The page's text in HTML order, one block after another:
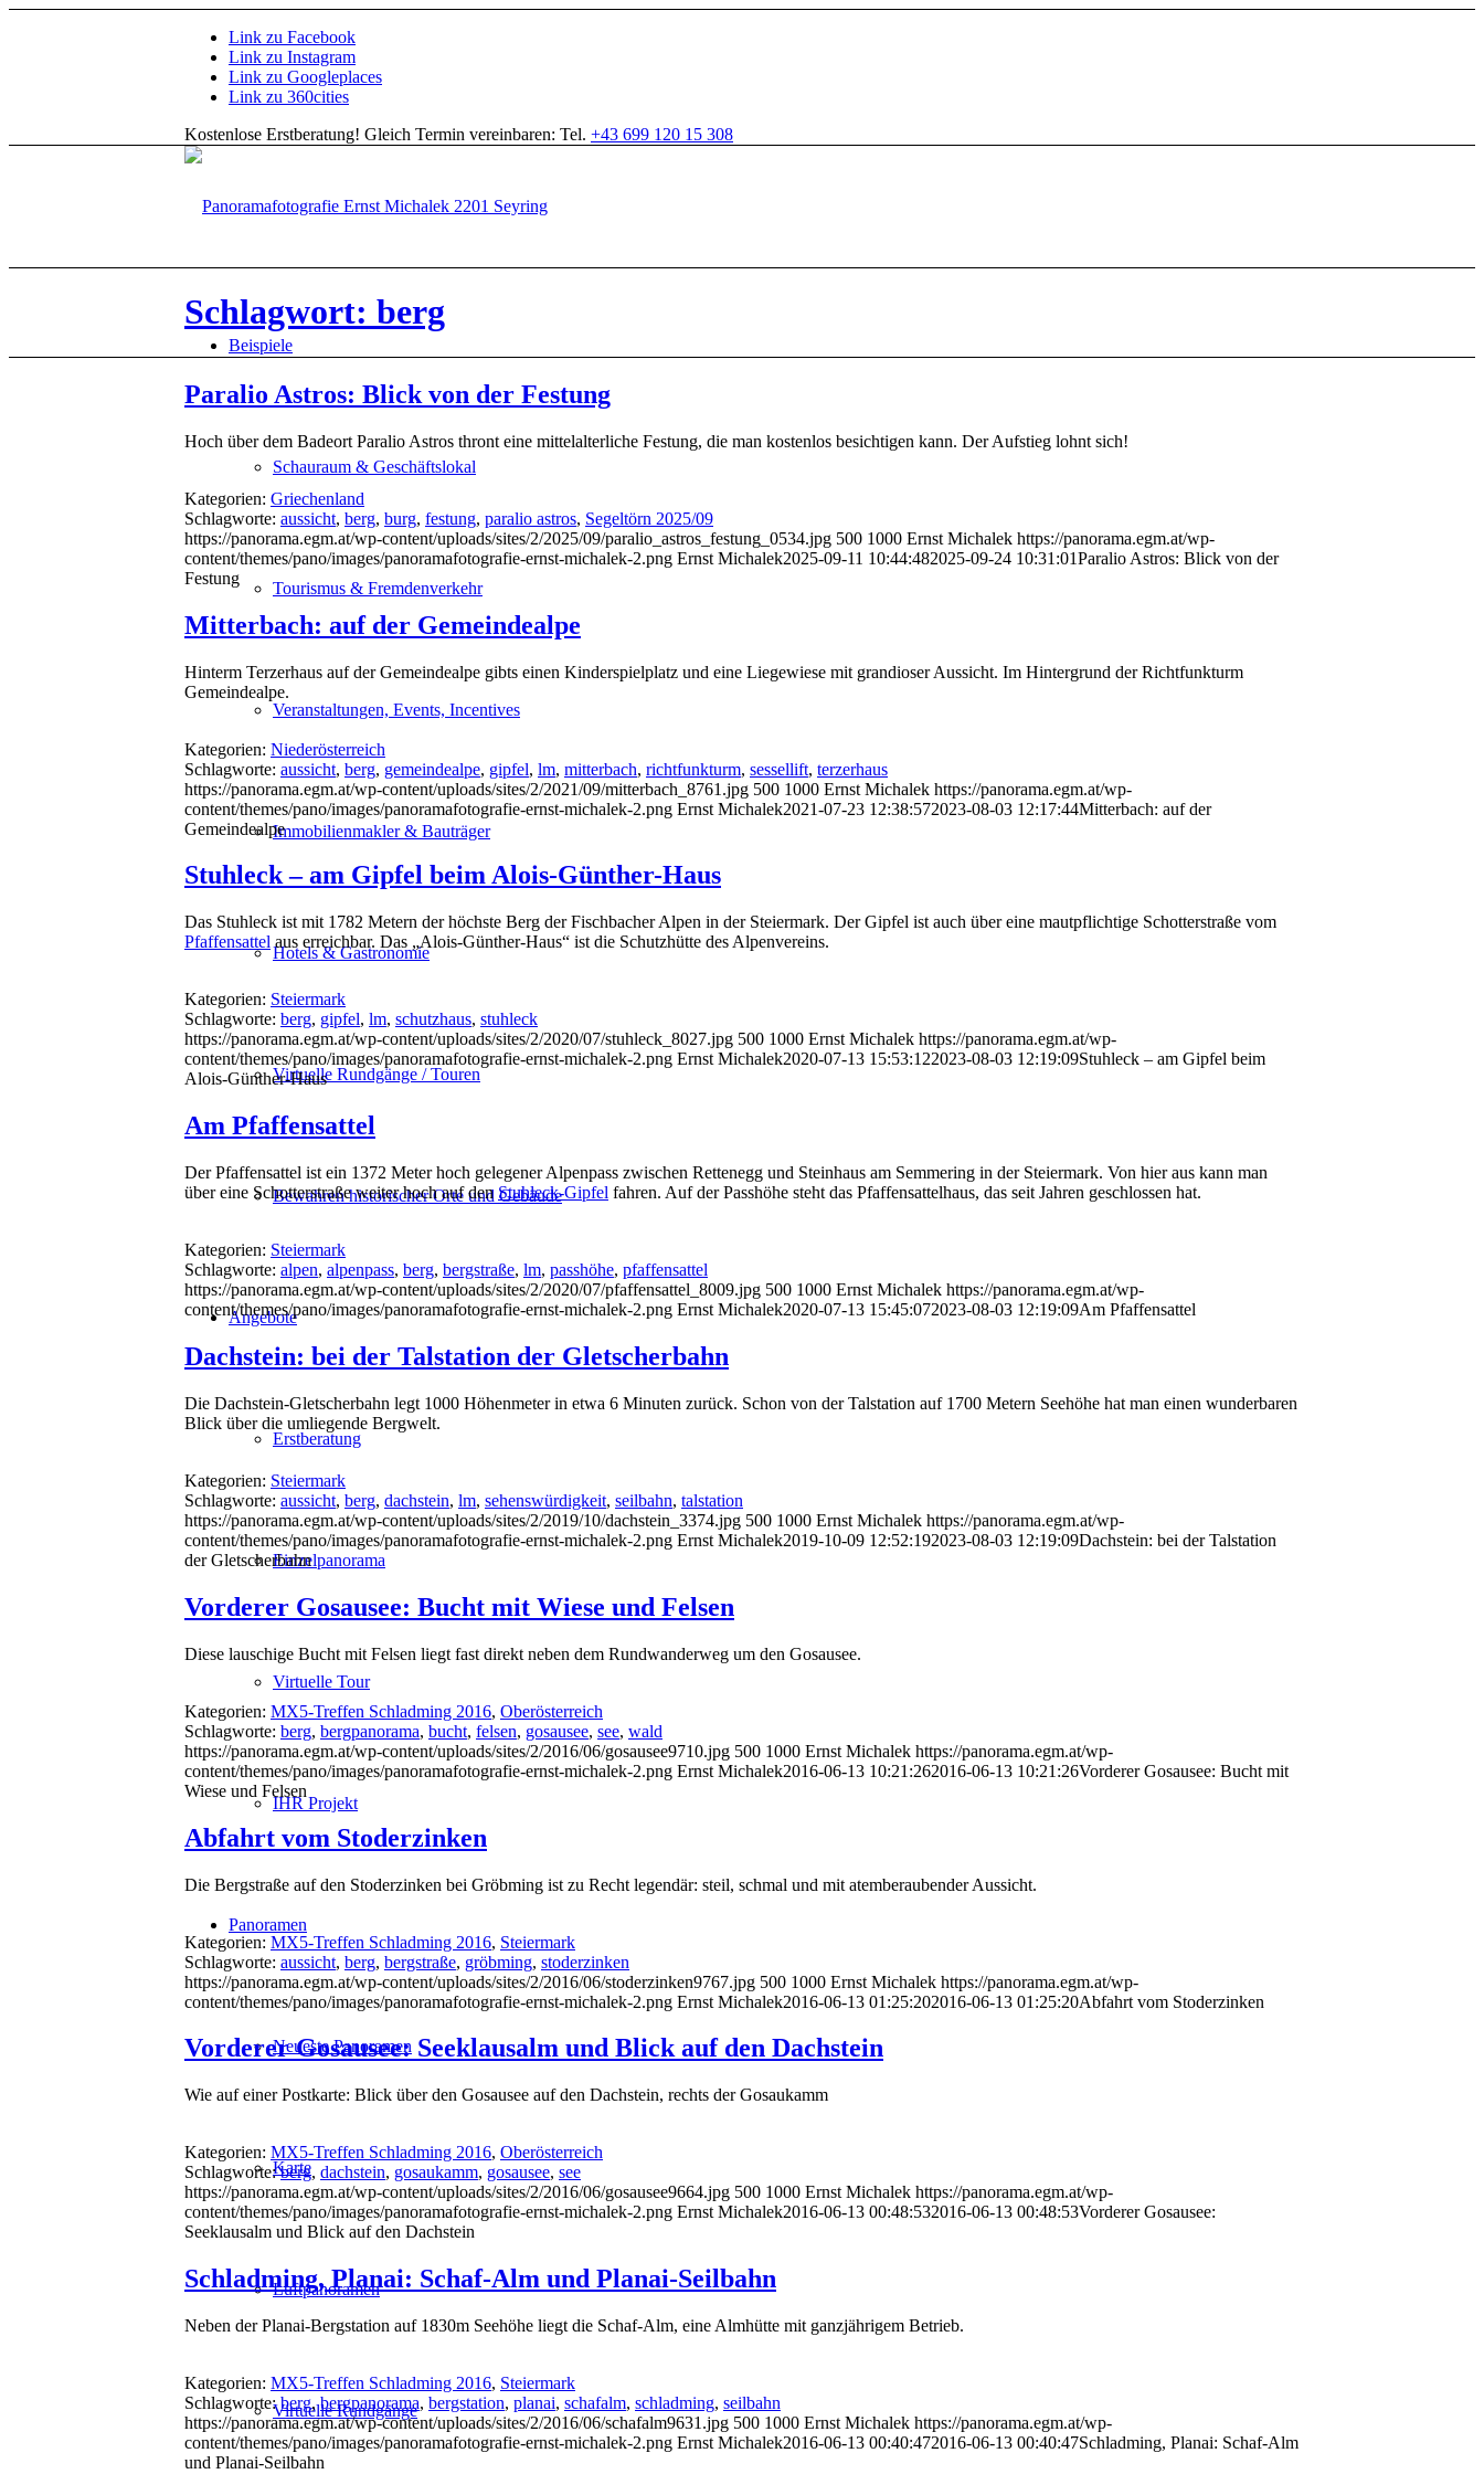
Link zu Facebook
Link zu Instagram
Link zu Googleplaces
Link zu 360cities
Kostenlose Erstberatung! Gleich Termin vereinbaren: Tel. +43 699 120 15 308
Beispiele
Schauraum & Geschäftslokal
Tourismus & Fremdenverkehr
Veranstaltungen, Events, Incentives
Immobilienmakler & Bauträger
Hotels & Gastronomie
Virtuelle Rundgänge / Touren
Bewahren historischer Orte und Gebäude
Angebote
Erstberatung
Einzelpanorama
Virtuelle Tour
IHR Projekt
Panoramen
Neueste Panoramen
Karte
Luftpanoramen
Virtuelle Rundgänge
Schlagwort: berg
Paralio Astros: Blick von der Festung
Hoch über dem Badeort Paralio Astros thront eine mittelalterliche Festung, die man kostenlos besichtigen kann. Der Aufstieg lohnt sich!
Kategorien: Griechenland
Schlagworte: aussicht, berg, burg, festung, paralio astros, Segeltörn 2025/09
https://panorama.egm.at/wp-content/uploads/sites/2/2025/09/paralio_astros_festung_0534.jpg 500 1000 Ernst Michalek https://panorama.egm.at/wp-
content/themes/pano/images/panoramafotografie-ernst-michalek-2.png Ernst Michalek2025-09-11 10:44:482025-09-24 10:31:01Paralio Astros: Blick von der
Festung
Mitterbach: auf der Gemeindealpe
Hinterm Terzerhaus auf der Gemeindealpe gibts einen Kinderspielplatz und eine Liegewiese mit grandioser Aussicht. Im Hintergrund der Richtfunkturm
Gemeindealpe.
Kategorien: Niederösterreich
Schlagworte: aussicht, berg, gemeindealpe, gipfel, lm, mitterbach, richtfunkturm, sessellift, terzerhaus
https://panorama.egm.at/wp-content/uploads/sites/2/2021/09/mitterbach_8761.jpg 500 1000 Ernst Michalek https://panorama.egm.at/wp-
content/themes/pano/images/panoramafotografie-ernst-michalek-2.png Ernst Michalek2021-07-23 12:38:572023-08-03 12:17:44Mitterbach: auf der
Gemeindealpe
Stuhleck – am Gipfel beim Alois-Günther-Haus
Das Stuhleck ist mit 1782 Metern der höchste Berg der Fischbacher Alpen in der Steiermark. Der Gipfel ist auch über eine mautpflichtige Schotterstraße vom
Pfaffensattel aus erreichbar. Das „Alois-Günther-Haus“ ist die Schutzhütte des Alpenvereins.
Kategorien: Steiermark
Schlagworte: berg, gipfel, lm, schutzhaus, stuhleck
https://panorama.egm.at/wp-content/uploads/sites/2/2020/07/stuhleck_8027.jpg 500 1000 Ernst Michalek https://panorama.egm.at/wp-
content/themes/pano/images/panoramafotografie-ernst-michalek-2.png Ernst Michalek2020-07-13 15:53:122023-08-03 12:19:09Stuhleck – am Gipfel beim
Alois-Günther-Haus
Am Pfaffensattel
Der Pfaffensattel ist ein 1372 Meter hoch gelegener Alpenpass zwischen Rettenegg und Steinhaus am Semmering in der Steiermark. Von hier aus kann man
über eine Schotterstraße weiter hoch auf den Stuhleck-Gipfel fahren. Auf der Passhöhe steht das Pfaffensattelhaus, das seit Jahren geschlossen hat.
Kategorien: Steiermark
Schlagworte: alpen, alpenpass, berg, bergstraße, lm, passhöhe, pfaffensattel
https://panorama.egm.at/wp-content/uploads/sites/2/2020/07/pfaffensattel_8009.jpg 500 1000 Ernst Michalek https://panorama.egm.at/wp-
content/themes/pano/images/panoramafotografie-ernst-michalek-2.png Ernst Michalek2020-07-13 15:45:072023-08-03 12:19:09Am Pfaffensattel
Dachstein: bei der Talstation der Gletscherbahn
Die Dachstein-Gletscherbahn legt 1000 Höhenmeter in etwa 6 Minuten zurück. Schon von der Talstation auf 1700 Metern Seehöhe hat man einen wunderbaren
Blick über die umliegende Bergwelt.
Kategorien: Steiermark
Schlagworte: aussicht, berg, dachstein, lm, sehenswürdigkeit, seilbahn, talstation
https://panorama.egm.at/wp-content/uploads/sites/2/2019/10/dachstein_3374.jpg 500 1000 Ernst Michalek https://panorama.egm.at/wp-
content/themes/pano/images/panoramafotografie-ernst-michalek-2.png Ernst Michalek2019-10-09 12:52:192023-08-03 12:19:09Dachstein: bei der Talstation
der Gletscherbahn
Vorderer Gosausee: Bucht mit Wiese und Felsen
Diese lauschige Bucht mit Felsen liegt fast direkt neben dem Rundwanderweg um den Gosausee.
Kategorien: MX5-Treffen Schladming 2016, Oberösterreich
Schlagworte: berg, bergpanorama, bucht, felsen, gosausee, see, wald
https://panorama.egm.at/wp-content/uploads/sites/2/2016/06/gosausee9710.jpg 500 1000 Ernst Michalek https://panorama.egm.at/wp-
content/themes/pano/images/panoramafotografie-ernst-michalek-2.png Ernst Michalek2016-06-13 10:21:262016-06-13 10:21:26Vorderer Gosausee: Bucht mit
Wiese und Felsen
Abfahrt vom Stoderzinken
Die Bergstraße auf den Stoderzinken bei Gröbming ist zu Recht legendär: steil, schmal und mit atemberaubender Aussicht.
Kategorien: MX5-Treffen Schladming 2016, Steiermark
Schlagworte: aussicht, berg, bergstraße, gröbming, stoderzinken
https://panorama.egm.at/wp-content/uploads/sites/2/2016/06/stoderzinken9767.jpg 500 1000 Ernst Michalek https://panorama.egm.at/wp-
content/themes/pano/images/panoramafotografie-ernst-michalek-2.png Ernst Michalek2016-06-13 01:25:202016-06-13 01:25:20Abfahrt vom Stoderzinken
Vorderer Gosausee: Seeklausalm und Blick auf den Dachstein
Wie auf einer Postkarte: Blick über den Gosausee auf den Dachstein, rechts der Gosaukamm
Kategorien: MX5-Treffen Schladming 2016, Oberösterreich
Schlagworte:berg, dachstein, gosaukamm, gosausee, see
https://panorama.egm.at/wp-content/uploads/sites/2/2016/06/gosausee9664.jpg 500 1000 Ernst Michalek https://panorama.egm.at/wp-
content/themes/pano/images/panoramafotografie-ernst-michalek-2.png Ernst Michalek2016-06-13 00:48:532016-06-13 00:48:53Vorderer Gosausee:
Seeklausalm und Blick auf den Dachstein
Schladming, Planai: Schaf-Alm und Planai-Seilbahn
Neben der Planai-Bergstation auf 1830m Seehöhe liegt die Schaf-Alm, eine Almhütte mit ganzjährigem Betrieb.
Kategorien: MX5-Treffen Schladming 2016, Steiermark
Schlagworte:berg,bergpanorama, bergstation, planai, schafalm, schladming, seilbahn
https://panorama.egm.at/wp-content/uploads/sites/2/2016/06/schafalm9631.jpg 500 1000 Ernst Michalek https://panorama.egm.at/wp-
content/themes/pano/images/panoramafotografie-ernst-michalek-2.png Ernst Michalek2016-06-13 00:40:472016-06-13 00:40:47Schladming, Planai: Schaf-Alm
und Planai-Seilbahn